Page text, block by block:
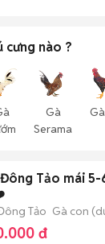
cưng nào ?
Gà
Serama
Tảo mái
Tảo Gà con
đ